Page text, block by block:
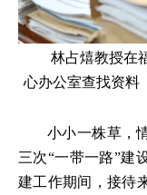
林占熺教授在
心办公室查找资料
小小一株草，
三次“一带一路”建
建工作期间，接待